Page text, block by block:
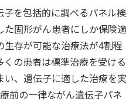
を包括的に調べるパネル検
固形がん患者にしか保険適
存が可能な治療法が4割程
の患者は標準治療を受ける
、遺伝子に適した治療を実
前の一律ながん遺伝子パネ